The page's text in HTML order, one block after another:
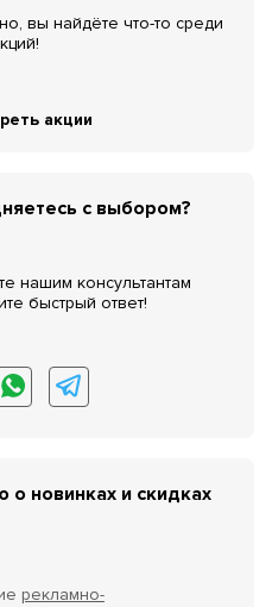
вы найдёте что-то среди
акции
с выбором?
нашим консультантам
быстрый ответ!
новинках и скидках
рекламно-